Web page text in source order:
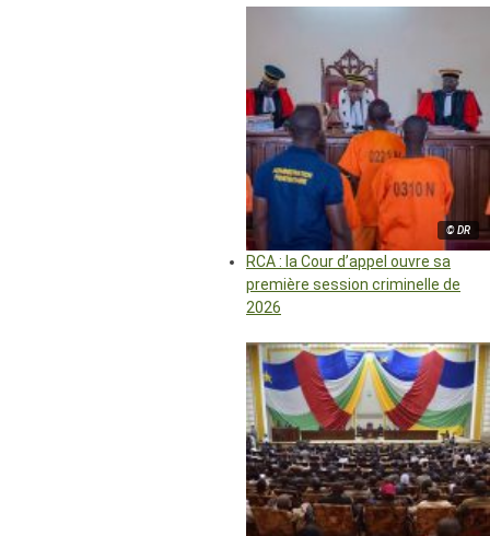
© DR
RCA : la Cour d’appel ouvre sa
première session criminelle de
2026